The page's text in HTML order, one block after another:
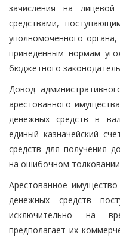
зачисления на
средствами,
уполномоченного
приведенным нормам
бюджетного
Довод
арестованного
денежных средств в
единый казначейский
средств для получения
на ошибочном
Арестованное
денежных средств
исключительно на
предполагает их